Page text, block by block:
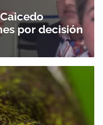
por decisión